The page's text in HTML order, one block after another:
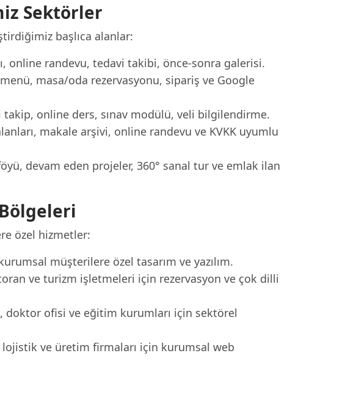
Sektörler
başlıca alanlar:
online randevu, tedavi takibi, önce-sonra galerisi.
masa/oda rezervasyonu, sipariş ve Google
takip, online ders, sınav modülü, veli bilgilendirme.
makale arşivi, online randevu ve KVKK uyumlu
devam eden projeler, 360° sanal tur ve emlak ilan
özel hizmetler:
müşterilere özel tasarım ve yazılım.
ve turizm işletmeleri için rezervasyon ve çok dilli
doktor ofisi ve eğitim kurumları için sektörel
ve üretim firmaları için kurumsal web